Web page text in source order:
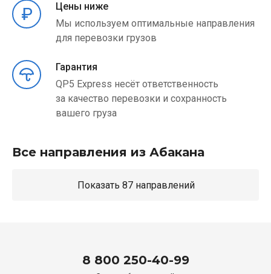
Цены ниже
Мы используем оптимальные направления
для перевозки грузов
Гарантия
QP5 Express несёт ответственность
за качество перевозки и сохранность
вашего груза
Все направления из Абакана
Показать 87 направлений
8 800 250-40-99